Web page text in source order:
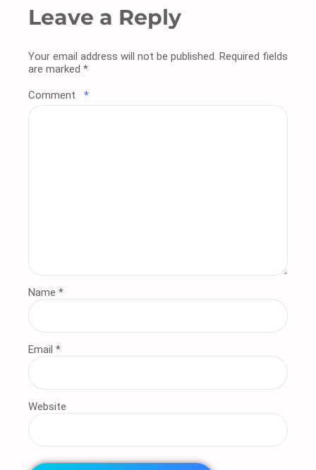
Leave a Reply
Your email address will not be published. Required fields
are marked *
Comment *
Name *
Email *
Website